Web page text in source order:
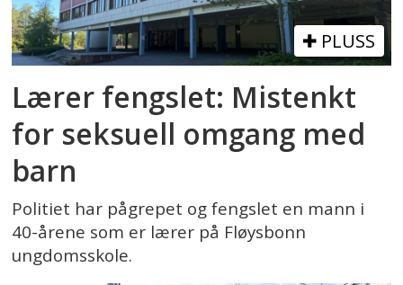
PLUSS
Lærer fengslet: Mistenkt
for seksuell omgang med
barn
Politiet har pågrepet og fengslet en mann i
40-årene som er lærer på Fløysbonn
ungdomsskole.